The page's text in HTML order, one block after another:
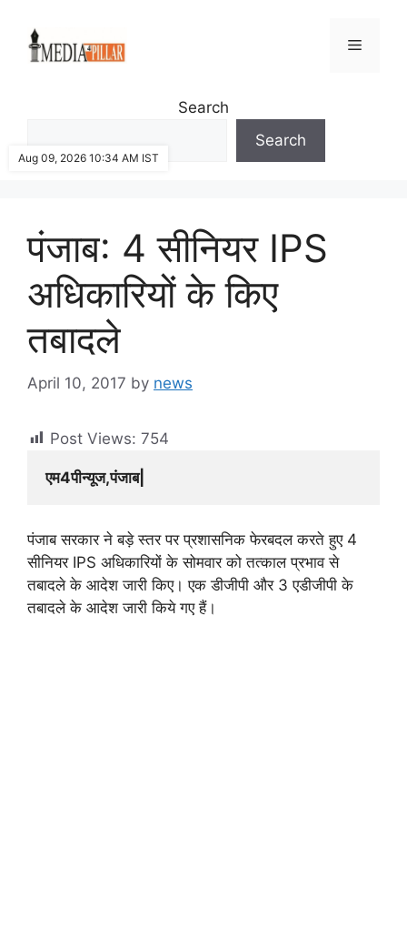
content
Menu
Search
Search
पंजाब: 4 सीनियर IPS
अधिकारियों के किए
तबादले
April 10, 2017 by news
Post Views: 754
एम4पीन्यूज,पंजाब|
पंजाब सरकार ने बड़े स्तर पर प्रशासनिक फेरबदल करते हुए 4
सीनियर IPS अधिकारियों के सोमवार को तत्काल प्रभाव से
तबादले के आदेश जारी किए। एक डीजीपी और 3 एडीजीपी के
तबादले के आदेश जारी किये गए हैं।
Aug 09, 2026 10:34 AM IST